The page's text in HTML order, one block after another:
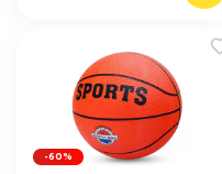
-60%